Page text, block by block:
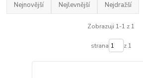
Nejnovější Nejlevnější Nejdražší
Zobrazuji 1-1 z 1
strana z 1